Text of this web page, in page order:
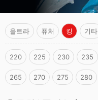
울트라 퓨처 킹 기타
220 225 230 235
265 270 275 280